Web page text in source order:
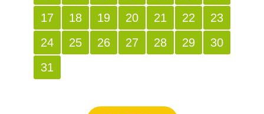
17
18 19 20 21 22
23
24
25 26 27 28 29
30
31